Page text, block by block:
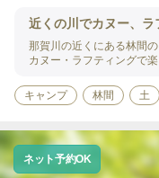
近くの川でカヌー、ラ
那賀川の近くにある林間
カヌー・ラフティングで楽
キャンプ 林間 土
ネット予約OK